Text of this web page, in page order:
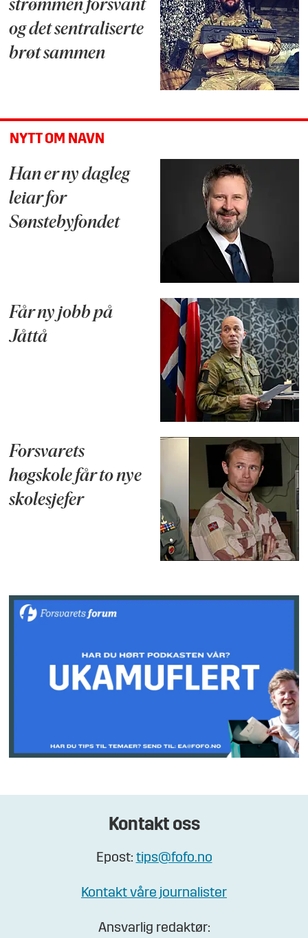
strømmen forsvant
og det sentraliserte
brøt sammen
NYTT OM NAVN
Han er ny dagleg
leiar for
Sønstebyfondet
Får ny jobb på
Jåttå
Forsvarets
høgskole får to nye
skolesjefer
Kontakt oss
Epost: tips@fofo.no
Kontakt våre journalister
Ansvarlig redaktør: